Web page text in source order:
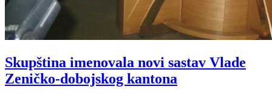
Skupština imenovala novi sastav Vlade
Zeničko-dobojskog kantona